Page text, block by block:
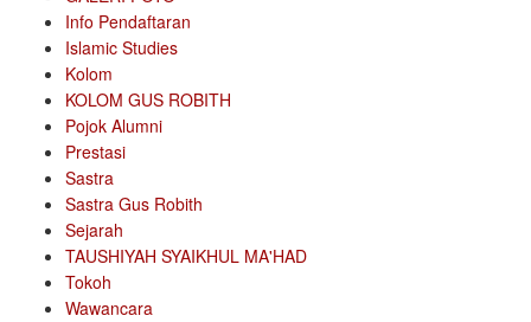
Info Pendaftaran
Islamic Studies
Kolom
KOLOM GUS ROBITH
Pojok Alumni
Prestasi
Sastra
Sastra Gus Robith
Sejarah
TAUSHIYAH SYAIKHUL MA'HAD
Tokoh
Wawancara